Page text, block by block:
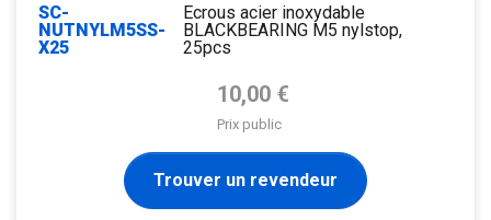
SC-
NUTNYLM5SS-
X25
Ecrous acier inoxydable
BLACKBEARING M5 nylstop,
25pcs
Prix de base
10,00 €
Prix public
Trouver un revendeur